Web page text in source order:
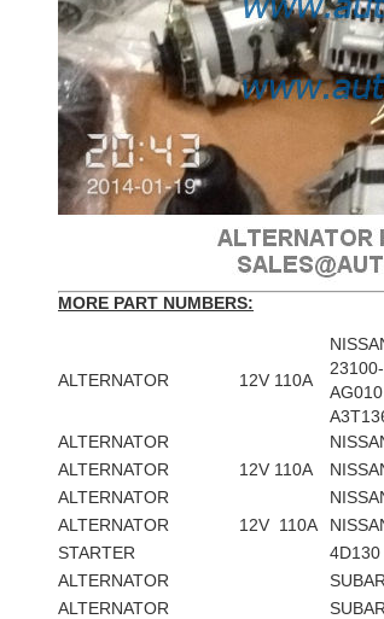
MORE PART NUMBERS:
AL TERNATOR 12V 110A
23100-
AG010
ALTERNATOR
ALTERNATOR
12V 110A
ALTERNATOR
ALTERNATOR
12V 110A
STARTER
4D130
ALTERNATOR
ALTERNATOR